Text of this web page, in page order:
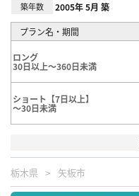
築年数 2005年 5月 築
プラン名・期間
ロング
30日以上～360日未満
ショート【7日以上】
～30日未満
栃木県 矢板市